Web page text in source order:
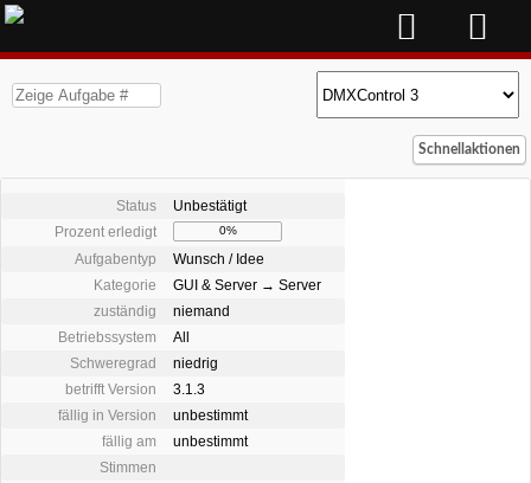
Schnellaktionen
Status
Unbestätigt
Prozent erledigt
0%
Aufgabentyp
Wunsch / Idee
Kategorie
GUI & Server → Server
zuständig
niemand
Betriebssystem
All
Schweregrad
niedrig
betrifft Version
3.1.3
fällig in Version
unbestimmt
fällig am
unbestimmt
Stimmen